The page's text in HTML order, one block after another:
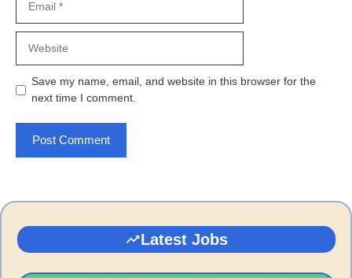
Save my name, email, and website in this browser for the
next time I comment.
Latest Jobs